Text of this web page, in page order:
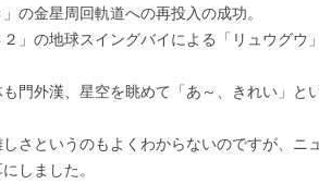
の金星周回軌道への再投入の成功。
」の地球スイングバイによる「リュウグウ
門外漢、星空を眺めて「あ～、きれい」と
さというのもよくわからないのですが、ニ
しました。